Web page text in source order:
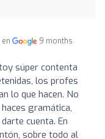
en
9 months
súper contenta
los profes
lo que hacen. No
gramática,
cuenta. En
sobre todo al